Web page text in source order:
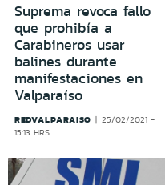
Suprema revoca fallo
que prohibía a
Carabineros usar
balines durante
manifestaciones en
Valparaíso
REDVALPARAISO
25/02/2021 -
15:13 HRS